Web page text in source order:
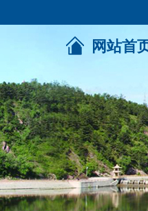
网站首